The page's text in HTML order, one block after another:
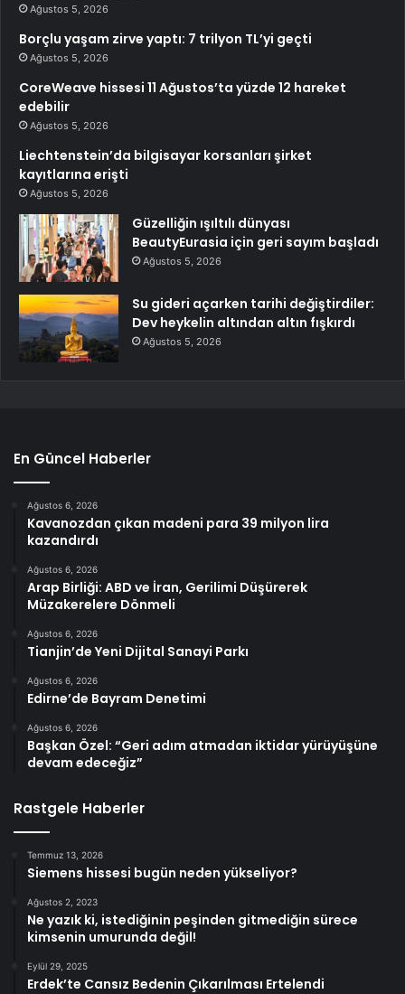
Ağustos 5, 2026
Borçlu yaşam zirve yaptı: 7 trilyon TL’yi geçti
Ağustos 5, 2026
CoreWeave hissesi 11 Ağustos’ta yüzde 12 hareket
edebilir
Ağustos 5, 2026
Liechtenstein’da bilgisayar korsanları şirket
kayıtlarına erişti
Ağustos 5, 2026
Güzelliğin ışıltılı dünyası
BeautyEurasia için geri sayım başladı
Ağustos 5, 2026
Su gideri açarken tarihi değiştirdiler:
Dev heykelin altından altın fışkırdı
Ağustos 5, 2026
En Güncel Haberler
Ağustos 6, 2026
Kavanozdan çıkan madeni para 39 milyon lira
kazandırdı
Ağustos 6, 2026
Arap Birliği: ABD ve İran, Gerilimi Düşürerek
Müzakerelere Dönmeli
Ağustos 6, 2026
Tianjin’de Yeni Dijital Sanayi Parkı
Ağustos 6, 2026
Edirne’de Bayram Denetimi
Ağustos 6, 2026
Başkan Özel: “Geri adım atmadan iktidar yürüyüşüne
devam edeceğiz”
Rastgele Haberler
Temmuz 13, 2026
Siemens hissesi bugün neden yükseliyor?
Ağustos 2, 2023
Ne yazık ki, istediğinin peşinden gitmediğin sürece
kimsenin umurunda değil!
Eylül 29, 2025
Erdek’te Cansız Bedenin Çıkarılması Ertelendi